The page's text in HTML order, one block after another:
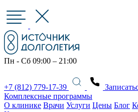
Пн - Сб 09:00 – 21:00
+7 (812) 779-17-39
Комплексные программы
О клинике Врачи Услуги Цены Блог